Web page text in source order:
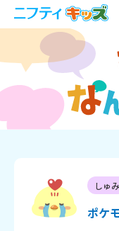
しゅみ
ポケ